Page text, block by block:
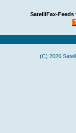
SatelliFax-Feeds
(C) 2026